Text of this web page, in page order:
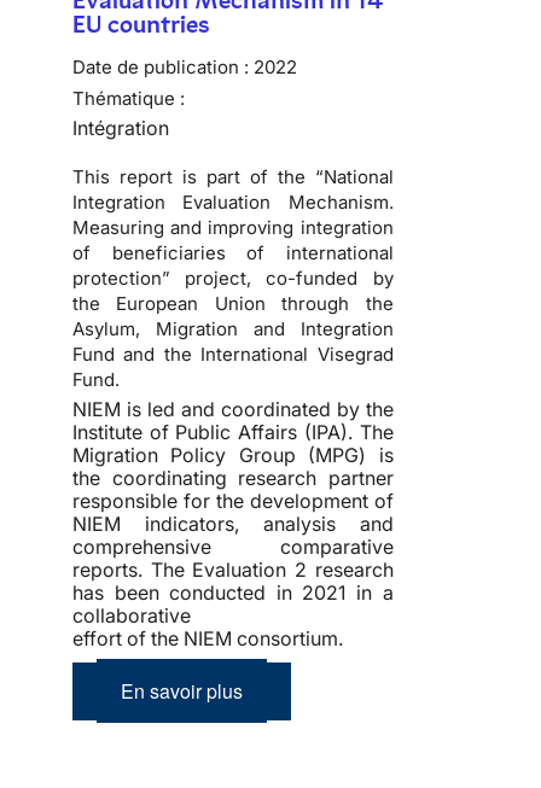
EU countries
Date de publication : 2022
Thématique :
Intégration
This report is part of the “National
Integration Evaluation Mechanism.
Measuring and improving integration
of beneficiaries of international
protection” project, co-funded by
the European Union through the
Asylum, Migration and Integration
Fund and the International Visegrad
Fund.
NIEM is led and coordinated by the
Institute of Public Affairs (IPA). The
Migration Policy Group (MPG) is
the coordinating research partner
responsible for the development of
NIEM indicators, analysis and
comprehensive comparative
reports. The Evaluation 2 research
has been conducted in 2021 in a
collaborative
effort of the NIEM consortium.
En savoir plus